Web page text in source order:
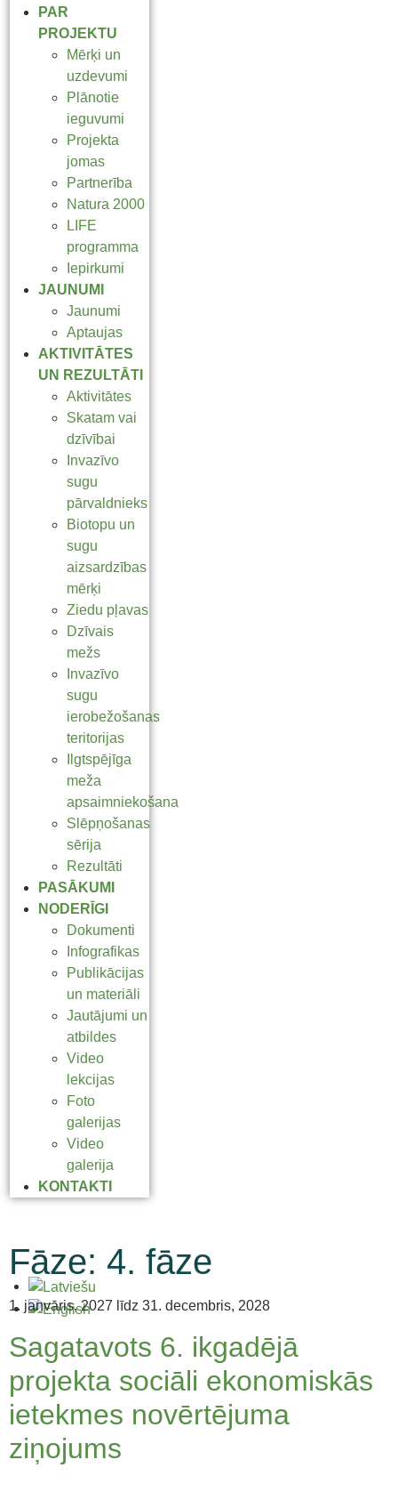
PAR
PROJEKTU
Mērķi un
uzdevumi
Plānotie
ieguvumi
Projekta
jomas
Partnerība
Natura 2000
LIFE
programma
Iepirkumi
JAUNUMI
Jaunumi
Aptaujas
AKTIVITĀTES
UN REZULTĀTI
Aktivitātes
Skatam vai
dzīvībai
Invazīvo
sugu
pārvaldnieks
Biotopu un
sugu
aizsardzības
mērķi
Ziedu pļavas
Dzīvais
mežs
Invazīvo
sugu
ierobežošanas
teritorijas
Ilgtspējīga
meža
apsaimniekošana
Slēpņošanas
sērija
Rezultāti
PASĀKUMI
NODERĪGI
Dokumenti
Infografikas
Publikācijas
un materiāli
Jautājumi un
atbildes
Video
lekcijas
Foto
galerijas
Video
galerija
KONTAKTI
Fāze: 4. fāze
1. janvāris, 2027 līdz 31. decembris, 2028
Sagatavots 6. ikgadējā
projekta sociāli ekonomiskās
ietekmes novērtējuma
ziņojums